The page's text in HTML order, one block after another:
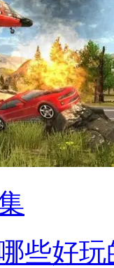
些好